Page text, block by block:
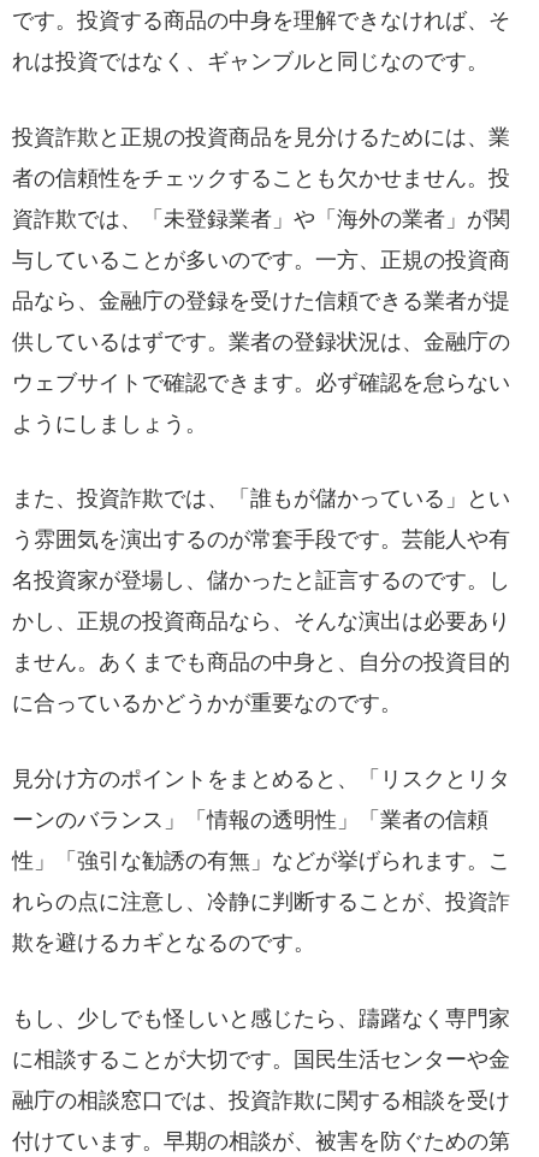
です。投資する商品の中身を理解できなければ、そ
れは投資ではなく、ギャンブルと同じなのです。
投資詐欺と正規の投資商品を見分けるためには、業
者の信頼性をチェックすることも欠かせません。投
資詐欺では、「未登録業者」や「海外の業者」が関
与していることが多いのです。一方、正規の投資商
品なら、金融庁の登録を受けた信頼できる業者が提
供しているはずです。業者の登録状況は、金融庁の
ウェブサイトで確認できます。必ず確認を怠らない
ようにしましょう。
また、投資詐欺では、「誰もが儲かっている」とい
う雰囲気を演出するのが常套手段です。芸能人や有
名投資家が登場し、儲かったと証言するのです。し
かし、正規の投資商品なら、そんな演出は必要あり
ません。あくまでも商品の中身と、自分の投資目的
に合っているかどうかが重要なのです。
見分け方のポイントをまとめると、「リスクとリタ
ーンのバランス」「情報の透明性」「業者の信頼
性」「強引な勧誘の有無」などが挙げられます。こ
れらの点に注意し、冷静に判断することが、投資詐
欺を避けるカギとなるのです。
もし、少しでも怪しいと感じたら、躊躇なく専門家
に相談することが大切です。国民生活センターや金
融庁の相談窓口では、投資詐欺に関する相談を受け
付けています。早期の相談が、被害を防ぐための第